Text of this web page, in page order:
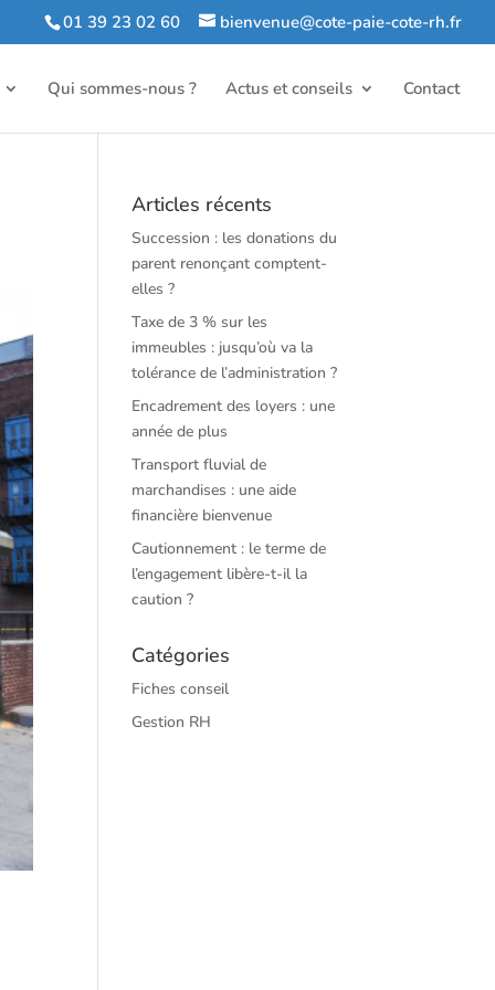
01 39 23 02 60 bienvenue@cote-paie-cote-rh.fr
Qui sommes-nous ? Actus et conseils Contact
Articles récents
Succession : les donations du
parent renonçant comptent-
elles ?
Taxe de 3 % sur les
immeubles : jusqu’où va la
tolérance de l’administration ?
Encadrement des loyers : une
année de plus
Transport fluvial de
marchandises : une aide
financière bienvenue
Cautionnement : le terme de
l’engagement libère-t-il la
caution ?
Catégories
Fiches conseil
Gestion RH